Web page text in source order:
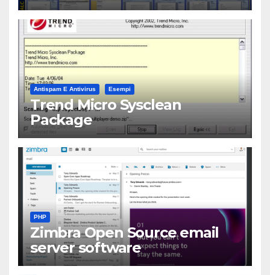
Antispam E Antivirus Esempi
Trend Micro Sysclean
Package
PHP
Zimbra Open Source email
server software